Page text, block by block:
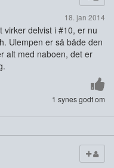
18. jan 2014
virker delvist i #10, er nu
Ulempen er så både den
alt med naboen, det er
1 synes godt om